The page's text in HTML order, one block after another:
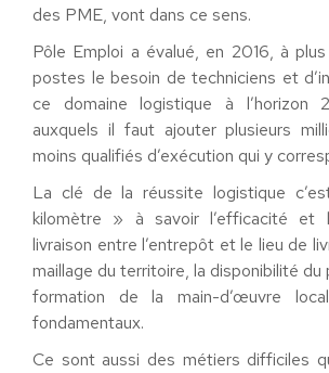
des PME, vont dans ce sens.
Pôle Emploi a évalué, en 2016, à
postes le besoin de techniciens et
ce domaine logistique à l’horizon
auxquels il faut ajouter plusieurs
moins qualifiés d’exécution qui y
La clé de la réussite logistique
kilomètre » à savoir l’efficacité et
livraison entre l’entrepôt et le lieu de
maillage du territoire, la disponibilité du
formation de la main-d’œuvre
fondamentaux.
Ce sont aussi des métiers difficiles